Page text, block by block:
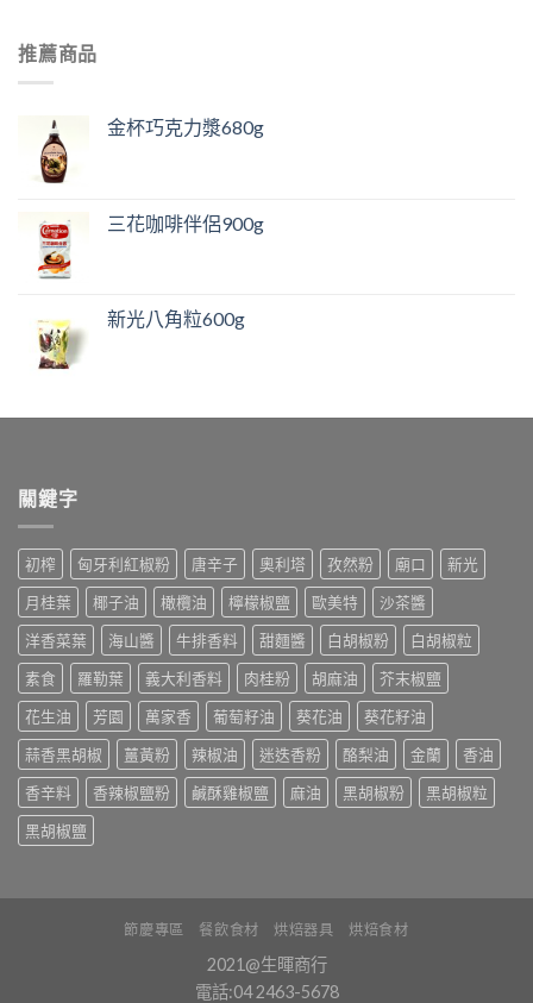
推薦商品
金杯巧克力漿680g
三花咖啡伴侶900g
新光八角粒600g
關鍵字
初榨 匈牙利紅椒粉 唐辛子 奧利塔 孜然粉 廟口
新光
月桂葉
椰子油 橄欖油 檸檬椒鹽 歐美特
沙茶醬
洋香菜葉
海山醬 牛排香料 甜麵醬 白胡椒粉
白胡椒粒
素食
羅勒葉 義大利香料 肉桂粉 胡麻油
芥末椒鹽
花生油
芳園 萬家香 葡萄籽油 葵花油
葵花籽油
蒜香黑胡椒
薑黃粉 辣椒油 迷迭香粉 酪梨油 金蘭
香油
香辛料
香辣椒鹽粉 鹹酥雞椒鹽 麻油 黑胡椒粉
黑胡椒粒
黑胡椒鹽
節慶專區 餐飲食材 烘焙器具 烘焙食材
2021@生暉商行
電話:04 2463-5678